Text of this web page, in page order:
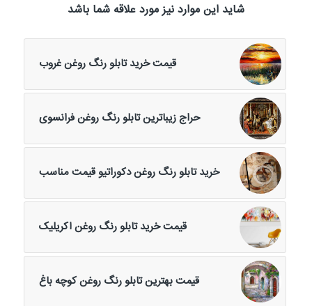
شاید این موارد نیز مورد علاقه شما باشد
قیمت خرید تابلو رنگ روغن غروب
حراج زیباترین تابلو رنگ روغن فرانسوی
خرید تابلو رنگ روغن دکوراتیو قیمت مناسب
قیمت خرید تابلو رنگ روغن اکریلیک
قیمت بهترین تابلو رنگ روغن کوچه باغ